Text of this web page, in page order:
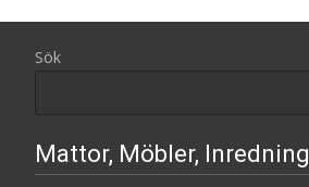
Sök
Mattor, Möbler, Inredning